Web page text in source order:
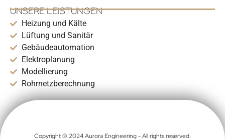
UNSERE LEISTUNGEN
Heizung und Kälte
Lüftung und Sanitär
Gebäudeautomation
Elektroplanung
Modellierung
Rohrnetzberechnung
Copyright © 2024 Aurora Engineering - All rights reserved.